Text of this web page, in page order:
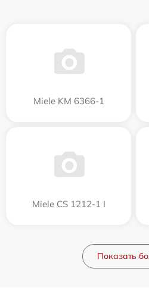
Miele KM 6366-1
Miele CS 1212-1 I
Показать